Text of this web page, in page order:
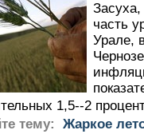
часть
Урале,
1,5--2
тему:
Жаркое